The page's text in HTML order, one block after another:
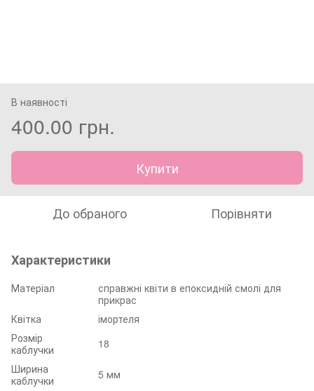
В наявності
400.00 грн.
Купити
До обраного Порівняти
Характеристики
Матеріал
справжні квіти в епоксидній смолі для
прикрас
Квітка
імортеля
Розмір
каблучки
18
Ширина
каблучки
5 мм